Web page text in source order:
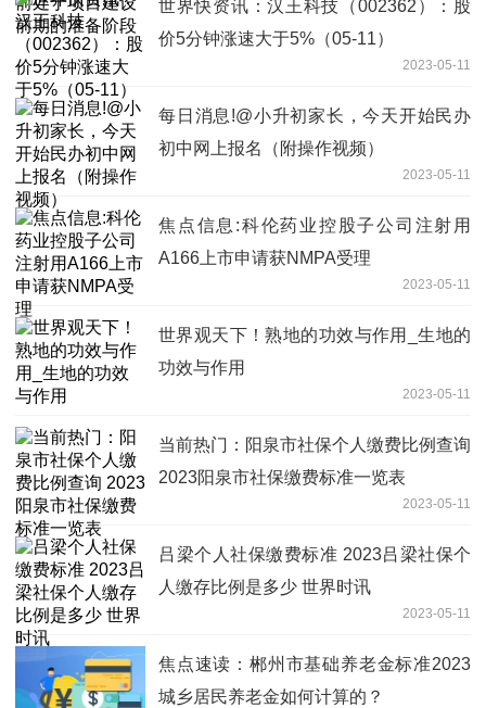
世界快资讯：汉王科技（002362）：股
价5分钟涨速大于5%（05-11）
2023-05-11
每日消息!@小升初家长，今天开始民办
初中网上报名（附操作视频）
2023-05-11
焦点信息:科伦药业控股子公司注射用
A166上市申请获NMPA受理
2023-05-11
世界观天下！熟地的功效与作用_生地的
功效与作用
2023-05-11
当前热门：阳泉市社保个人缴费比例查询
2023阳泉市社保缴费标准一览表
2023-05-11
吕梁个人社保缴费标准 2023吕梁社保个
人缴存比例是多少 世界时讯
2023-05-11
焦点速读：郴州市基础养老金标准2023
城乡居民养老金如何计算的？